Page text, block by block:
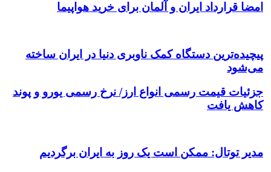
امضا قرارداد ایران و آلمان برای خرید هواپیما
پیچیده‌ترین دستگاه کمک ناوبری دنیا در ایران ساخته
می‌شود
جزئیات قیمت رسمی انواع ارز/ نرخ رسمی یورو و پوند
کاهش یافت
مدیر توتال: ممکن است یک روز به ایران برگردیم